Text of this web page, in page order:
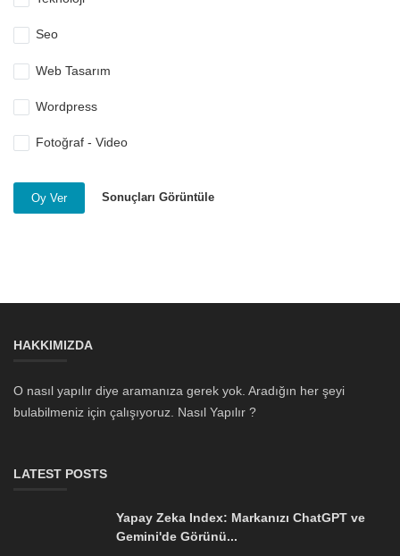
Seo
Web Tasarım
Wordpress
Fotoğraf - Video
Oy Ver Sonuçları Görüntüle
HAKKIMIZDA
O nasıl yapılır diye aramanıza gerek yok. Aradığın her şeyi
bulabilmeniz için çalışıyoruz. Nasıl Yapılır ?
LATEST POSTS
Yapay Zeka Index: Markanızı ChatGPT ve
Gemini'de Görünü...